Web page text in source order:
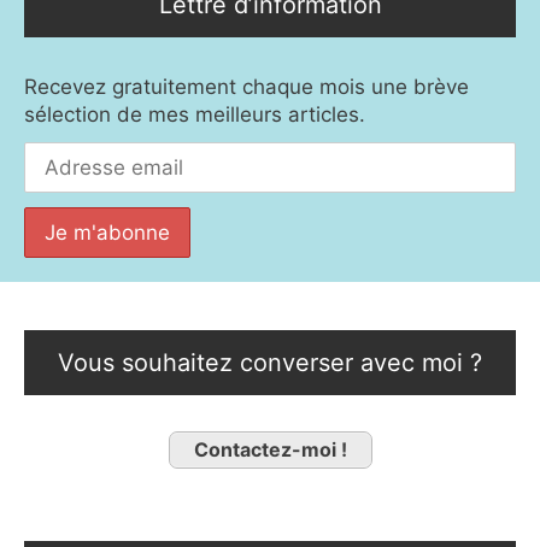
Recevez gratuitement chaque mois une brève
sélection de mes meilleurs articles.
Vous souhaitez converser avec moi ?
Contactez-moi !